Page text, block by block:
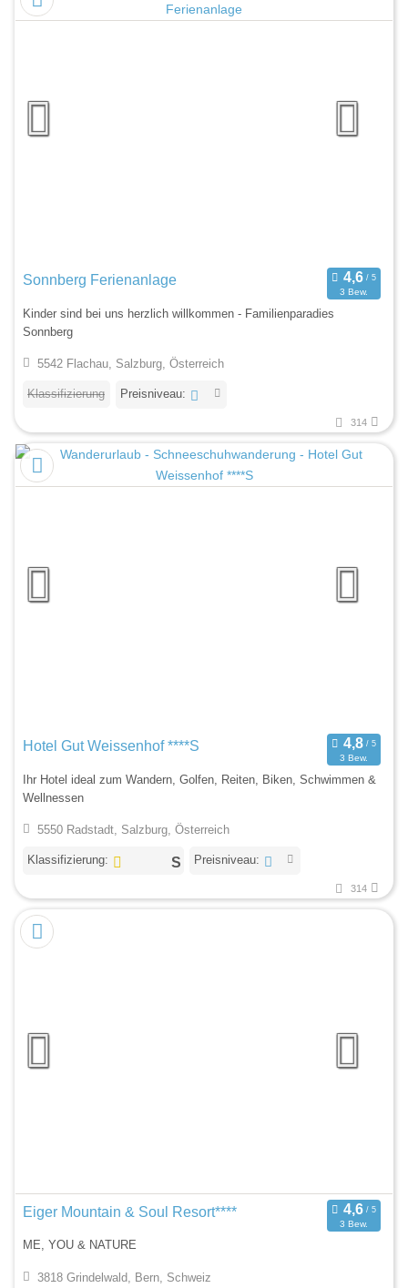
Sonnberg Ferienanlage
3 Bew.
Kinder sind bei uns herzlich willkommen - Familienparadies
Sonnberg
5542 Flachau, Salzburg, Österreich
Klassifizierung Preisniveau:
314
Hotel Gut Weissenhof ****S
3 Bew.
Ihr Hotel ideal zum Wandern, Golfen, Reiten, Biken, Schwimmen &
Wellnessen
5550 Radstadt, Salzburg, Österreich
Klassifizierung: Preisniveau:
314
Eiger Mountain & Soul Resort****
3 Bew.
ME, YOU & NATURE
3818 Grindelwald, Bern, Schweiz